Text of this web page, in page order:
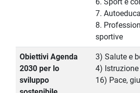
6. Sport e
7.
8.
sportive
Obiettivi Agenda
2030 per lo
sviluppo
3) Salute e
4)
16) Pace,